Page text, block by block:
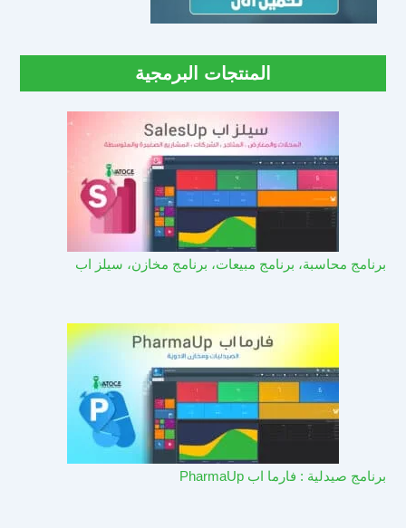
المنتجات البرمجية
برنامج محاسبة، برنامج مبيعات، برنامج مخازن، سيلز اب
برنامج صيدلية : فارما اب PharmaUp​